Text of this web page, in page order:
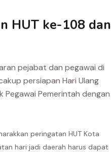
HUT ke-108 dan
pejabat dan pegawai di
persiapan Hari Ulang
Pegawai Pemerintah dengan
peringatan HUT Kota
hari jadi daerah harus dapat